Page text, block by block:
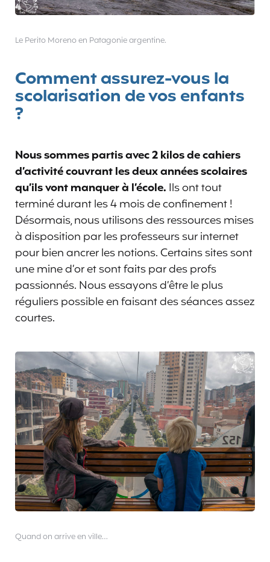
Le Perito Moreno en Patagonie argentine.
Comment assurez-vous la
scolarisation de vos enfants
?
Nous sommes partis avec 2 kilos de cahiers
d’activité couvrant les deux années scolaires
qu’ils vont manquer à l’école. Ils ont tout
terminé durant les 4 mois de confinement !
Désormais, nous utilisons des ressources mises
à disposition par les professeurs sur internet
pour bien ancrer les notions. Certains sites sont
une mine d’or et sont faits par des profs
passionnés. Nous essayons d’être le plus
réguliers possible en faisant des séances assez
courtes.
Quand on arrive en ville…